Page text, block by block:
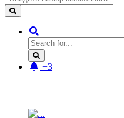
+3